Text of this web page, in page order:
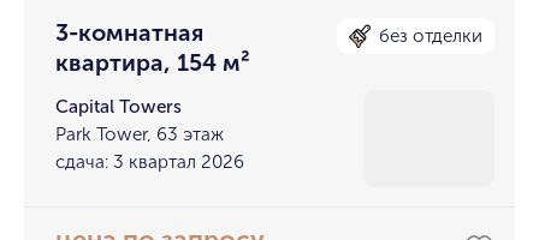
3-комнатная
квартира, 154 м²
без отделки
Capital Towers
Park Tower, 63 этаж
сдача: 3 квартал 2026